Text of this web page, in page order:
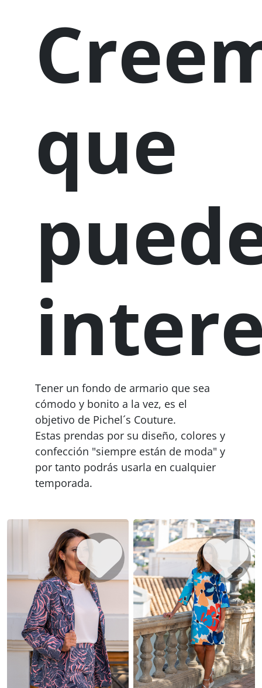
que
Tener un fondo de armario que sea
cómodo y bonito a la vez, es el
objetivo de Pichel´s Couture.
Estas prendas por su diseño, colores y
confección "siempre están de moda" y
por tanto podrás usarla en cualquier
temporada.